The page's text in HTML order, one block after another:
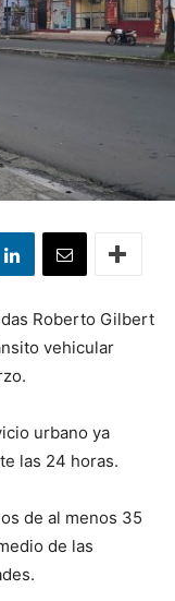
Roberto Gilbert
vehicular
urbano ya
las 24 horas.
de al menos 35
de las